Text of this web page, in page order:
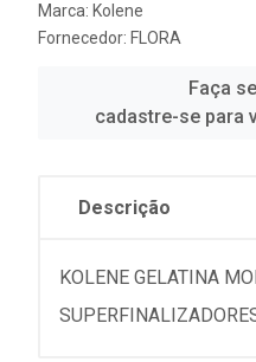
Marca: Kolene
Fornecedor: FLORA
Faça
cadastre-se para
Descrição
KOLENE GELATINA